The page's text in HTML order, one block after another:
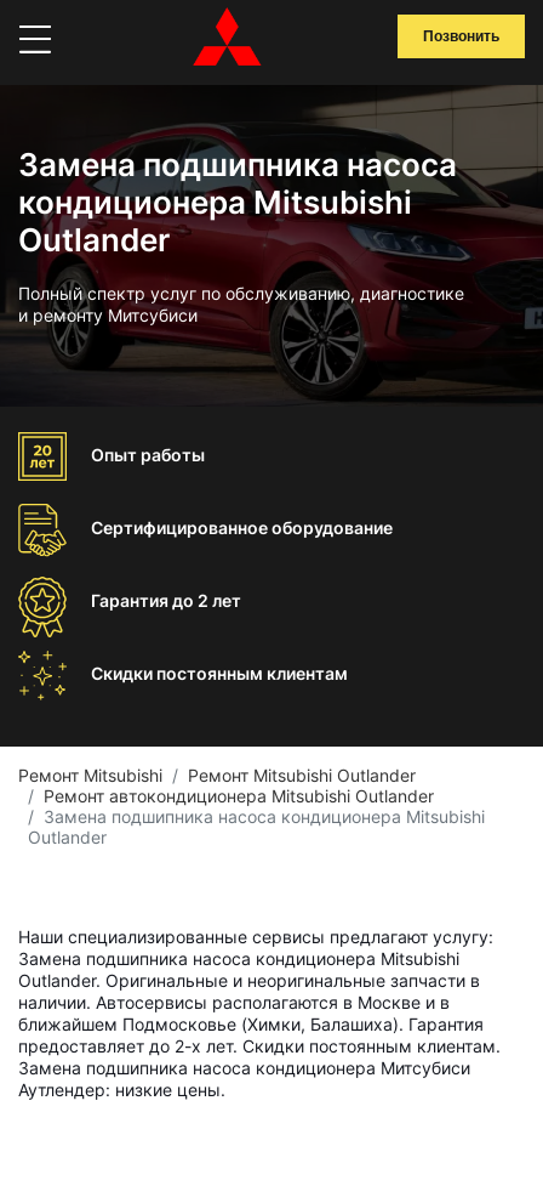
Позвонить
Замена подшипника насоса
кондиционера Mitsubishi
Outlander
Полный спектр услуг по обслуживанию, диагностике
и ремонту Митсубиси
Опыт работы
Сертифицированноеоборудование
Гарантиядо 2 лет
Скидки постоянным клиентам
Ремонт Mitsubishi
Ремонт Mitsubishi Outlander
Ремонт автокондиционера Mitsubishi Outlander
Замена подшипника насоса кондиционера Mitsubishi
Outlander
Наши специализированные сервисы предлагают услугу:
Замена подшипника насоса кондиционера Mitsubishi
Outlander. Оригинальные и неоригинальные запчасти в
наличии. Автосервисы располагаются в Москве и в
ближайшем Подмосковье (Химки, Балашиха). Гарантия
предоставляет до 2-х лет. Скидки постоянным клиентам.
Замена подшипника насоса кондиционера Митсубиси
Аутлендер: низкие цены.